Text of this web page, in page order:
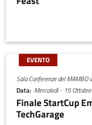
EVENTO
Sala Conferenze del MAMBO
Data Mercoledì - 15
Finale StartCup
TechGarage